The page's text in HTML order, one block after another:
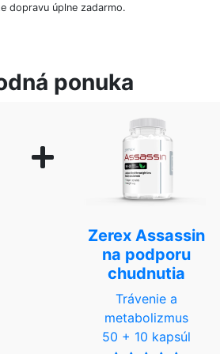
dopravu úplne zadarmo.
ponuka
Zerex Assassin
na podporu
chudnutia
Trávenie a
metabolizmus
50 + 10 kapsúl